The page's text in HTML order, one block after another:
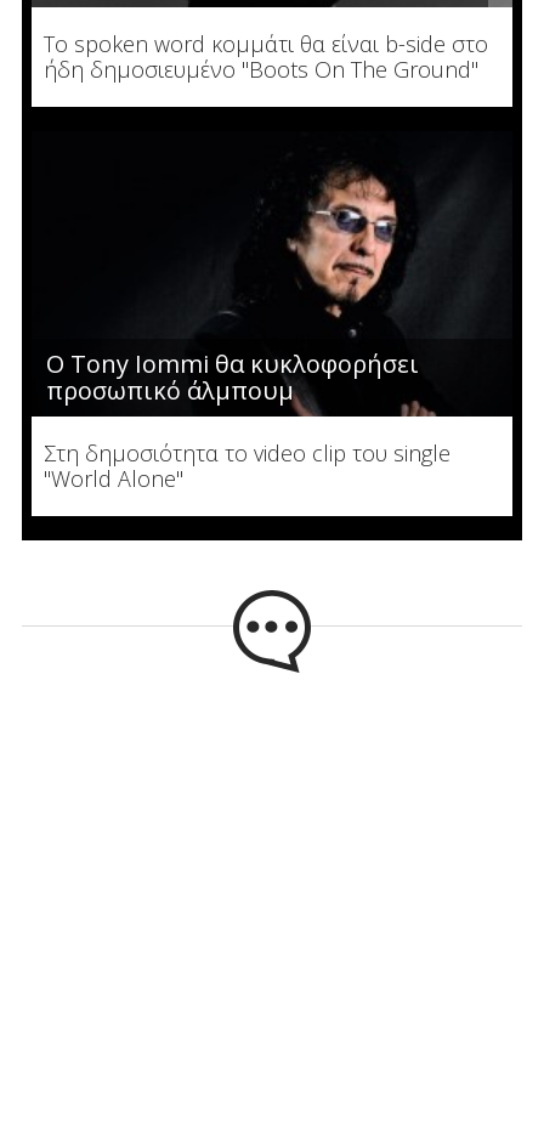
To spoken word κομμάτι θα είναι b-side στο
ήδη δημοσιευμένο "Boots On The Ground"
Ο Tony Iommi θα κυκλοφορήσει
προσωπικό άλμπουμ
Στη δημοσιότητα το video clip του single
"World Alone"